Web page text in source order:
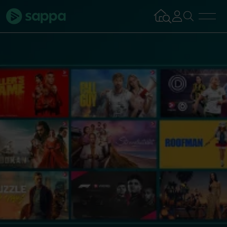
TV & Streaming
Mobilabonnemang
Kundsupport
Tillbaka
Logga in
Aktivera